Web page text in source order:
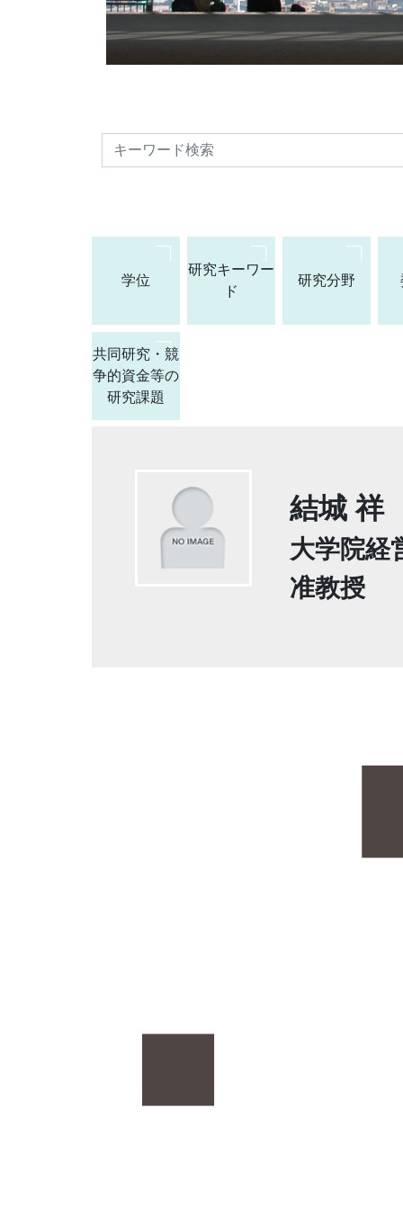
検索
学位
研究キーワー
ド
研究分野
共同研究・競
争的資金等の
研究課題
結城 祥
大学院経
准教授